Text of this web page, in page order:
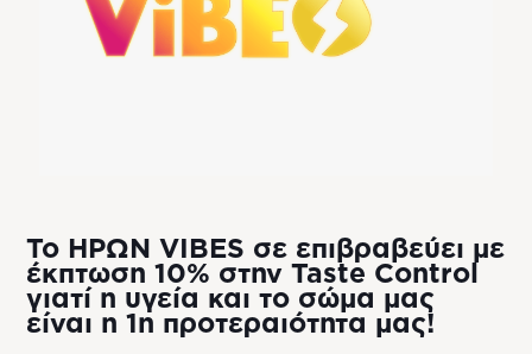
Το ΗΡΩΝ VIBES σε επιβραβεύει με
έκπτωση 10% στην Taste Control
γιατί η υγεία και το σώμα μας
είναι η 1η προτεραιότητα μας!